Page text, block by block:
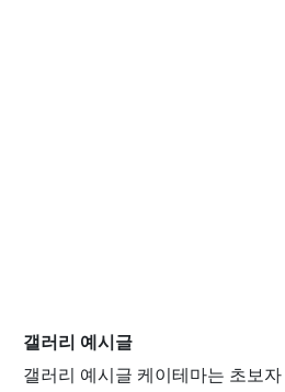
갤러리 예시글
갤러리 예시글 케이테마는 초보자